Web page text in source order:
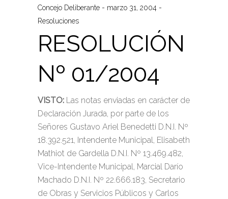
Concejo Deliberante
marzo 31, 2004
Resoluciones
RESOLUCIÓN
Nº 01/2004
VISTO: Las notas enviadas en carácter de
Declaración Jurada, por parte de los
Señores Gustavo Ariel Benedetti D.N.I. Nº
18.392.521, Intendente Municipal, Elisabeth
Mathiot de Gardella D.N.I. Nº 13.469.482,
Vice-Intendente Municipal, Marcial Darío
Machado D.N.I. Nº 22.666.183, Secretario
de Obras y Servicios Públicos y Carlos